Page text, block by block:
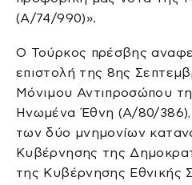
(A/74/990)».
Ο Τούρκος πρέσβης
επιστολή της 8ης
Μόνιμου Αντιπροσώπου
Ηνωμένα Έθνη (A/80/386),
των δύο μνημονίων
Κυβέρνησης της
της Κυβέρνησης Εθνικής